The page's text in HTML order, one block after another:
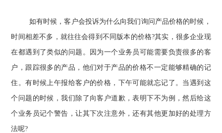
如有时候，客户会投诉为什么向我们询问产品价格的时候，
时间相差不多，就往往会得到不同版本的价格?其实，很多企业现
在都遇到了类似的问题。因为一个业务员可能需要负责很多的客
户，跟踪很多的产品，他们对于产品的价格不一定能够精确的记
住。有时候上午报给客户的价格，下午可能就忘记了。当遇到这
个问题的时候，我们除了向客户道歉，表明下不为例，然后给这
个业务员记个警告，让其下次注意外，还有其他更加好的处理方
法呢?